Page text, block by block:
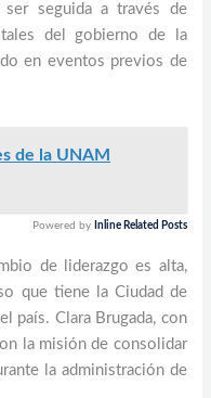
ser seguida a través de
del gobierno de la
en eventos previos de
de la UNAM
Powered by Inline Related Posts
de liderazgo es alta,
que tiene la Ciudad de
país. Clara Brugada, con
la misión de consolidar
la administración de